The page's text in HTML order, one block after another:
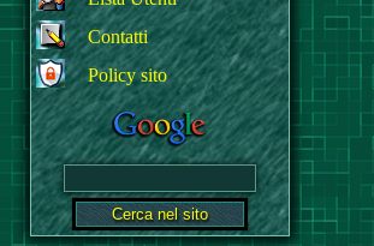
Contatti
Policy sito